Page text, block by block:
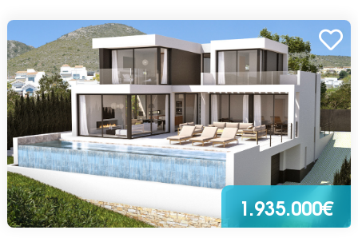
1.935.000€